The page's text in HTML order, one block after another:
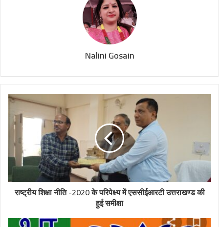
Nalini Gosain
राष्ट्रीय शिक्षा नीति -2020 के परिपेक्ष्य में एससीईआरटी उत्तराखण्ड की
हुई समीक्षा